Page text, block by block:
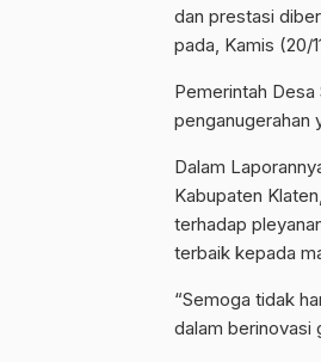
dan prestasi
pada, Kamis (20/
Pemerintah
penganugerahan
Dalam
Kabupaten
terhadap
terbaik kepada
“Semoga tidak
dalam berinovasi